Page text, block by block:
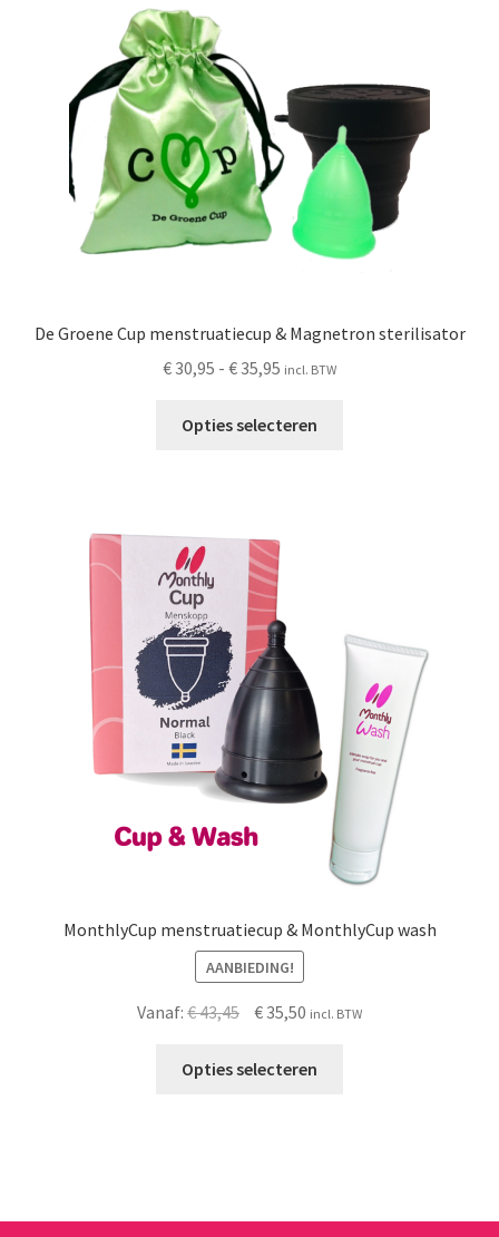
De Groene Cup menstruatiecup & Magnetron sterilisator
€30,95 - €35,95 Prijsklasse:
tot
incl. BTW
Opties selecteren
gekozen
op
de
productpagina
MonthlyCup menstruatiecup & MonthlyCup wash
AANBIEDING!
Vanaf:€43,45
Oorspronkelijke
was:
€35,50Huidige
is:
incl. BTW
Opties selecteren